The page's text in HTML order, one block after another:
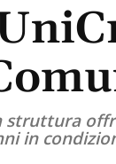
struttura
in